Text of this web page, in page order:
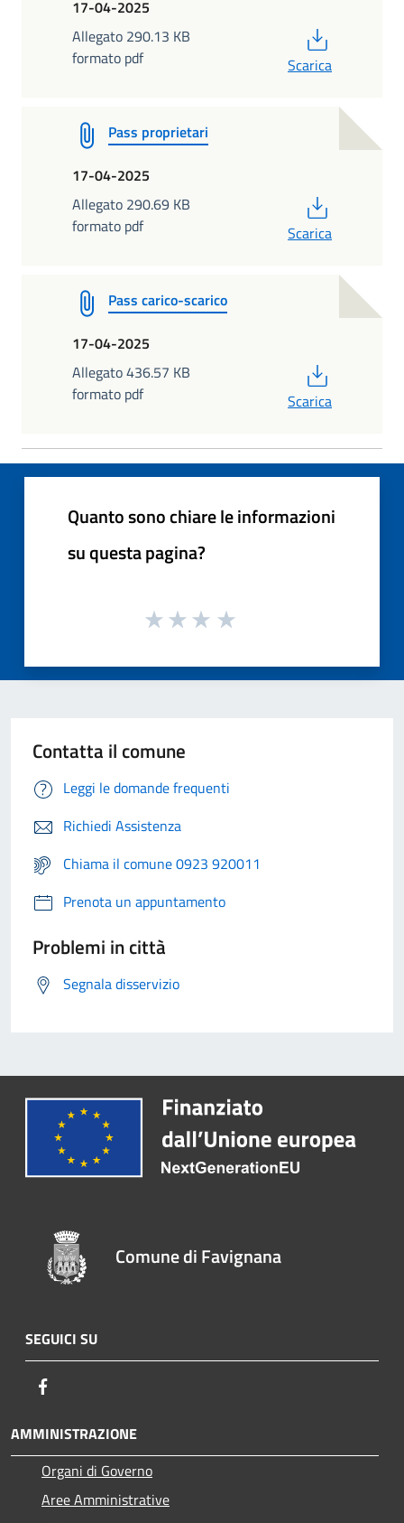
17-04-2025
Allegato 290.13 KB
formato pdf
Scarica
Pass proprietari
17-04-2025
Allegato 290.69 KB
formato pdf
Scarica
Pass carico-scarico
17-04-2025
Allegato 436.57 KB
formato pdf
Scarica
Quanto sono chiare le informazioni
su questa pagina?
Contatta il comune
Leggi le domande frequenti
Richiedi Assistenza
Chiama il comune 0923 920011
Prenota un appuntamento
Problemi in città
Segnala disservizio
Comune di Favignana
SEGUICI SU
AMMINISTRAZIONE
Organi di Governo
Aree Amministrative